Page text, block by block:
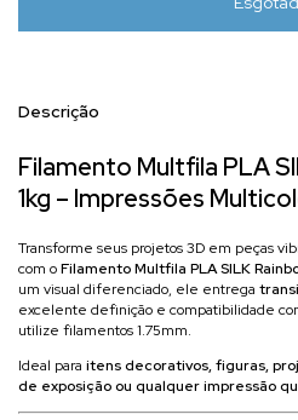
Descrição
Filamento Multfila PLA
1kg – Impressões
Transforme seus projetos 3D em peças
com oFilamento Multfila PLA SILK
um visual diferenciado, ele entrega
excelente definição e compatibilidade
utilize filamentos 1.75mm.
Ideal para itens decorativos, figuras,
de exposição ou qualquer impressão